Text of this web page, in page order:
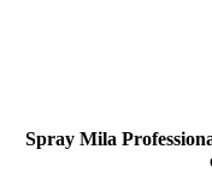
Spray Mila